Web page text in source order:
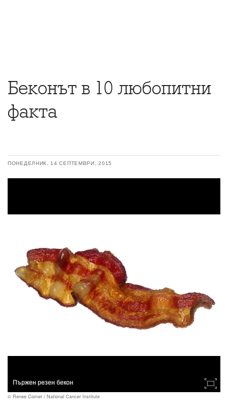
Беконът в 10 любопитни
факта
ПОНЕДЕЛНИК, 14 СЕПТЕМВРИ, 2015
Пържен резен бекон
© Renee Comet / National Cancer Institute